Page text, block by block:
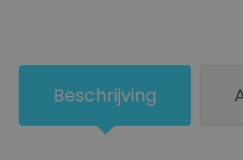
Beschrijving